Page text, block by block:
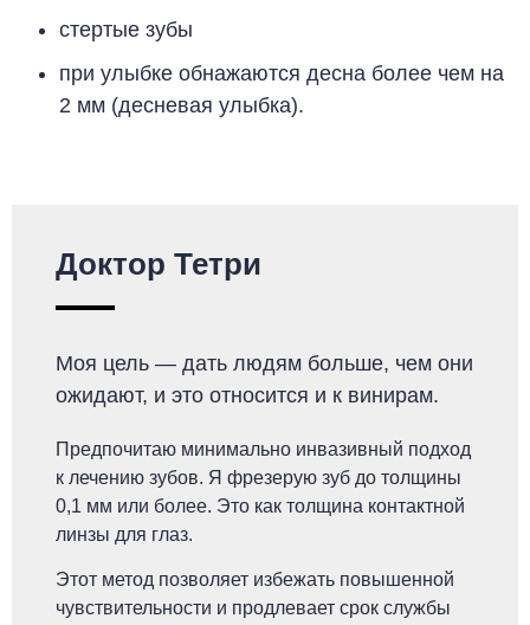
стертые зубы
при улыбке обнажаются десна более чем на
2 мм (десневая улыбка).
Доктор Тетри
Моя цель — дать людям больше, чем они
ожидают, и это относится и к винирам.
Предпочитаю минимально инвазивный подход
к лечению зубов. Я фрезерую зуб до толщины
0,1 мм или более. Это как толщина контактной
линзы для глаз.
Этот метод позволяет избежать повышенной
чувствительности и продлевает срок службы